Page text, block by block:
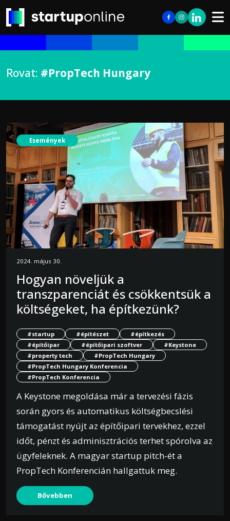
Rovat: #PropTech Hungary
Események
2024. május 30.
Hogyan növeljük a
transzparenciát és csökkentsük a
költségeket, ha építkezünk?
#startup #építészet
#építkezés
#építőipar
#építőipari szoftver
#Keystone
#property tech
#PropTech Hungary
#PropTech Hungary Konferencia
#PropTech Konferencia
A Keystone megoldása már a tervezési fázis
során gyors és automatikus költségbecslési
támogatást nyújt az építőipari tervekhez, ezzel
időt, pénzt és adminisztrációs terhet spórolva az
ügyfeleknek. A magyar startup pitch-ét a
PropTech Konferencián hallgattuk meg.
Bővebben